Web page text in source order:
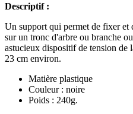
Descriptif :
Un support qui permet de fixer
sur un tronc d'arbre ou branche
astucieux dispositif de tension de
23 cm environ.
Matière plastique
Couleur : noire
Poids : 240g.